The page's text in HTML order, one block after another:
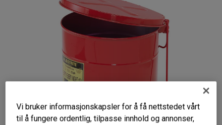
Vi bruker informasjonskapsler for å få nettstedet vårt
til å fungere ordentlig, tilpasse innhold og annonser,